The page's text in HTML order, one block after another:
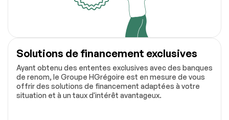
Solutions de financement exclusives
Ayant obtenu des ententes exclusives avec des banques
de renom, le Groupe HGrégoire est en mesure de vous
offrir des solutions de financement adaptées à votre
situation et à un taux d'intérêt avantageux.